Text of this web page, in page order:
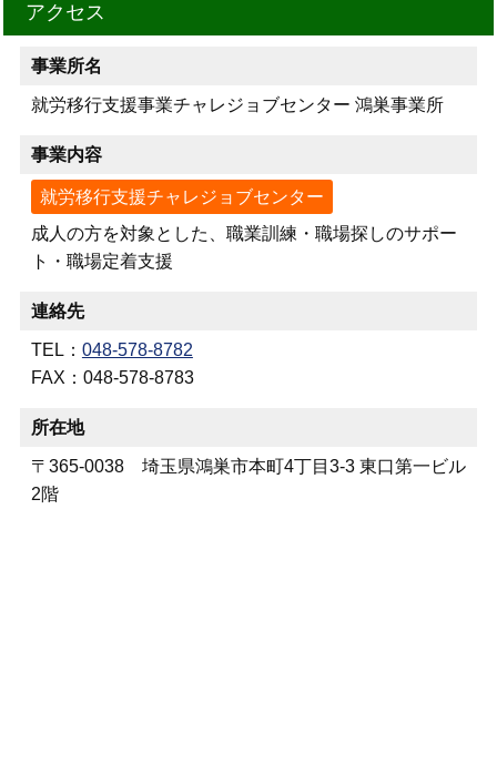
アクセス
事業所名
就労移行支援事業チャレジョブセンター 鴻巣事業所
事業内容
就労移行支援チャレジョブセンター
成人の方を対象とした、職業訓練・職場探しのサポー
ト・職場定着支援
連絡先
TEL： 048-578-8782
FAX：048-578-8783
所在地
〒365-0038 埼玉県鴻巣市本町4丁目3-3 東口第一ビル
2階